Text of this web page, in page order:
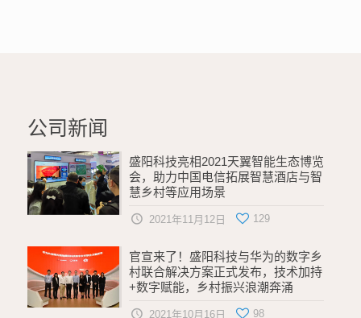
公司新闻
盛阳科技亮相2021天翼智能生态博览
会，助力中国电信拓展智慧酒店与智
慧乡村等应用场景
2021年11月12日 129
官宣来了！盛阳科技与华为的数字乡
村联合解决方案正式发布，技术加持
+数字赋能，乡村振兴浪潮奔涌
2021年10月16日 98